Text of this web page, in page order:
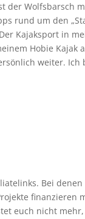
der Wolfsbarsch
rund um den
Kajaksport in
Hobie
weiter.
Bei
euch nicht